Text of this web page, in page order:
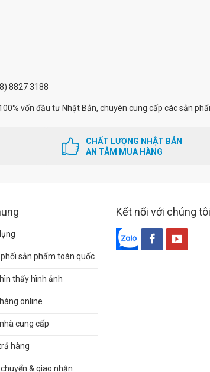
8827 3188
vốn đầu tư Nhật Bản, chuyên cung cấp các sản
CHẤT LƯỢNG NHẬT BẢN
AN TÂM MUA HÀNG
sản phẩm toàn quốc
thấy hình ảnh
online
cung cấp
hàng
& giao nhận
Kết nối với chúng tôi